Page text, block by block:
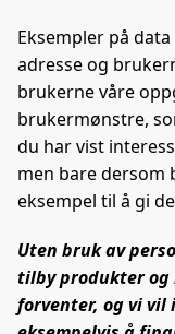
Eksempler på
adresse og
brukerne våre
brukermønstre,
du har vist
men bare
eksempel til å gi
Uten bruk av
tilby produkter og
forventer, og vi